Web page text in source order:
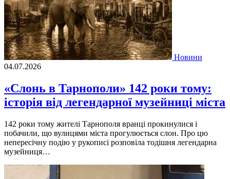
Новини
04.07.2026
«Слонь в Тарнополи» 142 роки тому:
історія від легендарної музейниці міста
142 роки тому жителі Тарнополя вранці прокинулися і
побачили, що вулицями міста прогулюється слон. Про цю
непересічну подію у рукописі розповіла тодішня легендарна
музейниця…